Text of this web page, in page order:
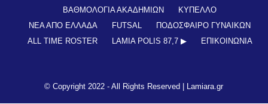
ΒΑΘΜΟΛΟΓΙΑ ΑΚΑΔΗΜΙΩΝ
ΚΥΠΕΛΛΟ
ΝΕΑ ΑΠΟ ΕΛΛΑΔΑ
FUTSAL
ΠΟΔΟΣΦΑΙΡΟ ΓΥΝΑΙΚΩΝ
ALL TIME ROSTER
LAMIA POLIS 87,7 ▶︎ ΕΠΙΚΟΙΝΩΝΊΑ
© Copyright 2022 - All Rights Reserved | Lamiara.gr